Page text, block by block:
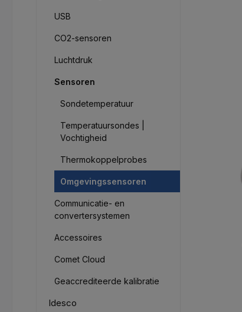
USB
CO2-sensoren
Luchtdruk
Sensoren
Sondetemperatuur
Temperatuursondes |
Vochtigheid
Thermokoppelprobes
Omgevingssensoren
Communicatie- en
convertersystemen
Accessoires
Comet Cloud
Geaccrediteerde kalibratie
Idesco